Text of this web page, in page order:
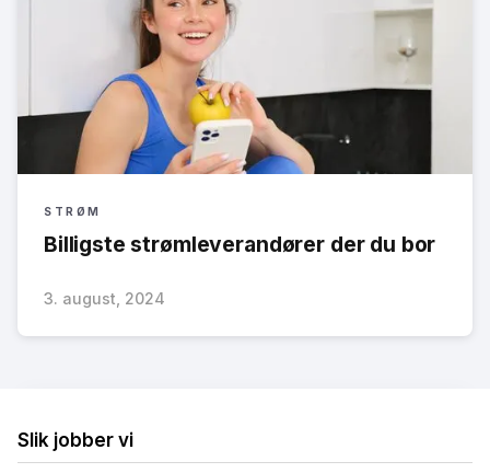
STRØM
Billigste strømleverandører der du bor
3. august, 2024
Slik jobber vi